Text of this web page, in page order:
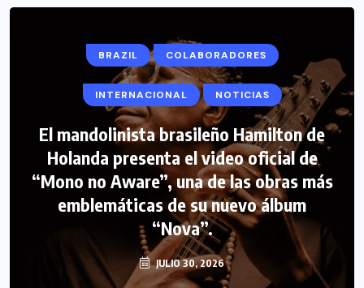
BRAZIL COLABORADORES
INTERNACIONAL NOTICIAS
El mandolinista brasileño Hamilton de
Holanda presenta el video oficial de
“Mono no Aware”, una de las obras más
emblemáticas de su nuevo álbum
“Nova”.
JULIO 30, 2026
COLABORADORES INTERNACIONAL
NOTICIAS PERIODISMO TURISTICO
FIPETUR se solidariza con Venezuela
JUNIO 29, 2026